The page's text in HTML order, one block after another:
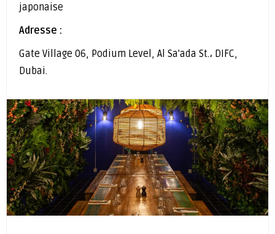
japonaise
Adresse :
Gate Village 06, Podium Level, Al Sa'ada St.، DIFC,
Dubai.